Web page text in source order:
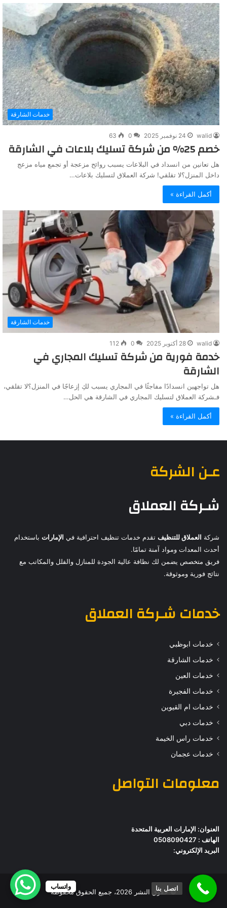
خدمات الشارقة
walid 24 نوفمبر 2025 0
63
خصم 25% من شركة تسليك بلاعات في الشارقة
هل تعانين من انسداد في البلاعات يسبب روائح مزعجة أو تجمع مياه مزعج
داخل المنزل؟لا تقلقي! شركة العملاق لتسليك بلاعات…
أكمل القراءة »
خدمات الشارقة
walid 28 أكتوبر 2025 0
112
خدمة فورية من شركة تسليك المجاري في
الشارقة
هل تواجهين انسدادًا مفاجئًا في المجاري يسبب لكِ إزعاجًا في المنزل؟لا تقلقي،
فـشركة العملاق لتسليك المجاري في الشارقة هي الحل…
أكمل القراءة »
عـن الشركة
شـركة العملاق
شركة العملاق للتنظيف تقدم خدمات تنظيف احترافية في الإمارات باستخدام
أحدث المعدات ومواد آمنة تمامًا.
فريق متخصص يضمن لك نظافة عالية الجودة للمنازل والفلل والمكاتب مع
نتائج فورية وموثوقة.
خدمات شـركة العملاق
خدمات ابوظبي
خدمات الشارقة
خدمات العين
خدمات الفجيرة
خدمات ام القيوين
خدمات دبي
خدمات راس الخيمة
خدمات عجمان
معلومات التواصل
العنوان: الإمارات العربية المتحدة
الهاتف : 0508090427
البريد الإلكتروني:
© حقوق النشر 2026، جميع الحقوق محفوظة
واتساب اتصل بنا